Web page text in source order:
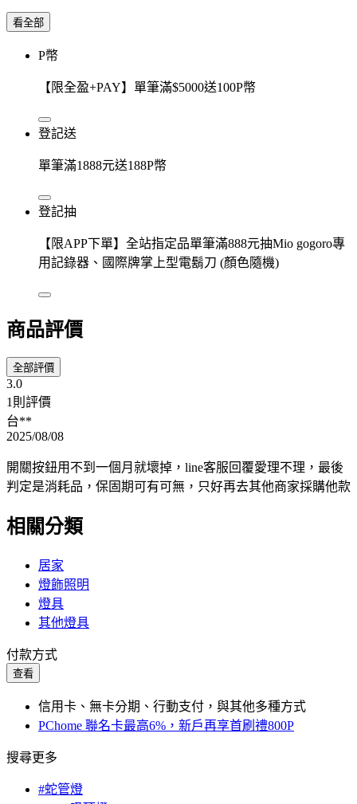
看全部
P幣
【限全盈+PAY】單筆滿$5000送100P幣
登記送
單筆滿1888元送188P幣
登記抽
【限APP下單】全站指定品單筆滿888元抽Mio gogoro專
用記錄器、國際牌掌上型電鬍刀 (顏色隨機)
商品評價
全部評價
3.0
1則評價
台**
2025/08/08
開關按鈕用不到一個月就壞掉，line客服回覆愛理不理，最後
判定是消耗品，保固期可有可無，只好再去其他商家採購他款
相關分類
居家
燈飾照明
燈具
其他燈具
付款方式
查看
信用卡、無卡分期、行動支付，與其他多種方式
PChome 聯名卡最高6%，新戶再享首刷禮800P
搜尋更多
#蛇管燈